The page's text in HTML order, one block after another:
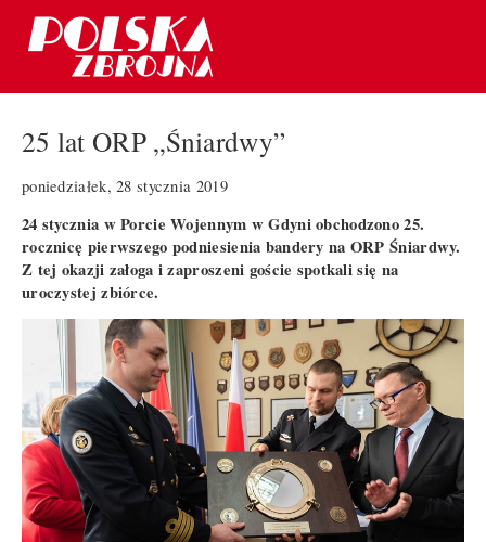
25 lat ORP „Śniardwy”
poniedziałek, 28 stycznia 2019
24 stycznia w Porcie Wojennym w Gdyni obchodzono 25.
rocznicę pierwszego podniesienia bandery na ORP Śniardwy.
Z tej okazji załoga i zaproszeni goście spotkali się na
uroczystej zbiórce.